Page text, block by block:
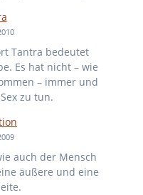
Tantra bedeutet
Es hat nicht – wie
– immer und
zu tun.
auch der Mensch
äußere und eine